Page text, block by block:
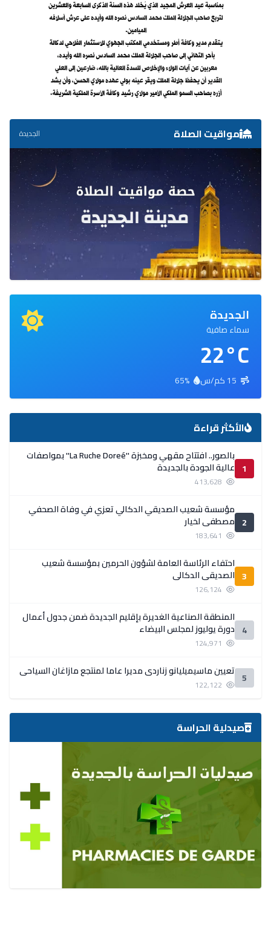
مواقيت الصلاة الجديدة
الجديدة
سماء صافية
22°C
الأكثر قراءة
1
بالصور.. افتتاح مقهي ومخبزة ''La Ruche Doreé'' بمواصفات
عالية الجودة بالجديدة
2
مؤسسة شعيب الصديقي الدكالي تعزي في وفاة الصحفي
مصطفى لخيار
3
احتفاء الرئاسة العامة لشؤون الحرمين بمؤسسة شعيب
الصديقي الدكالي
4
المنطقة الصناعية الغديرة بإقليم الجديدة ضمن جدول أعمال
دورة يوليوز لمجلس البيضاء
5 تعيين ماسيميليانو زناردي مديرا عاما لمنتجع مازاغان السياحي
صيدلية الحراسة